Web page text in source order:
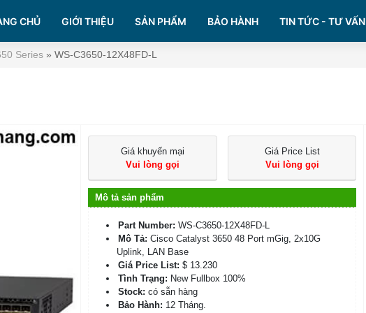
CHỦ GIỚI THIỆU SẢN PHẨM BẢO HÀNH TIN TỨC - TƯ VẤN
Series » WS-C3650-12X48FD-L
Giá khuyến mại
Vui lòng gọi
Giá Price List
Vui lòng gọi
Mô tả sản phẩm
Part Number: WS-C3650-12X48FD-L
Mô Tả: Cisco Catalyst 3650 48 Port mGig, 2x10G
Uplink, LAN Base
Giá Price List: $ 13.230
Tình Trạng: New Fullbox 100%
Stock: có sẵn hàng
Bảo Hành: 12 Tháng.